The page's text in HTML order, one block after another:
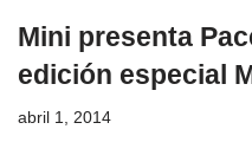
Mini presenta
edición especial
abril 1, 2014